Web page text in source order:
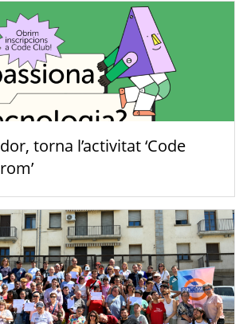
torna l’activitat ‘Code